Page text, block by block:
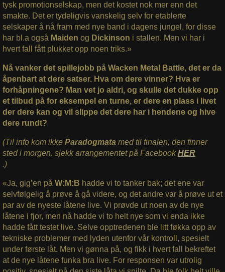
tysk promotionselskap, men det kostet nok mer enn det
smakte. Det er tydeligvis vanskelig selv for etablerte
selskaper å nå fram med nye band i dagens jungel, for disse
har bl.a også Maiden og Dickinson i stallen. Men vi har i
hvert fall fått plukket opp noen triks.»
Nå vanker det spillejobb på Wacken Metal Battle, det er da
åpenbart at dere satser. Hva om dere vinner? Hva er
forhåpningene? Man vet jo aldri, og skulle det dukke opp
et tilbud på for eksempel en turne, er dere en plass i livet
der dere kan og vil slippe det dere har i hendene og hive
dere rundt?
(Til info kom ikke Paradogmata med til finalen, den finner
sted i morgen. sjekk arrangementet på FacebookHER
.)
«Ja, gig’en på W:M:B hadde vi to tanker bak; det ene var
selvfølgelig å prøve å gå videre, og det andre var å prøve ut et
par av de nyeste låtene live. Vi prøvde ut noen av de nye
låtene i fjor, men nå hadde vi to helt nye som vi enda ikke
hadde fått testet live. Selve opptredenen ble litt føkka opp av
tekniske problemer med lyden utenfor vår kontroll, spesielt
under første låt. Men vi gønna på, og fikk i hvert fall bekreftet
at de nye låtene funka bra live. For responsen var utrolig